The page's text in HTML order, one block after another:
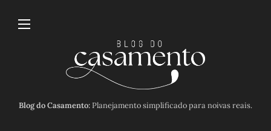
Blog do Casamento:Planejamento simplificado para noivas reais.